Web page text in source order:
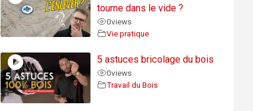
tourne dans le vide ?
0views
Vie pratique
5 astuces bricolage du bois
0views
Travail du Bois